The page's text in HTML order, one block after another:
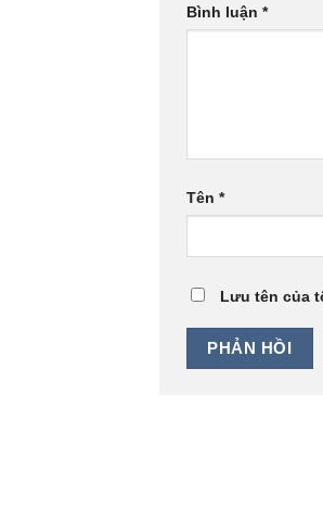
Bình luận *
Tên *
Lưu tên của